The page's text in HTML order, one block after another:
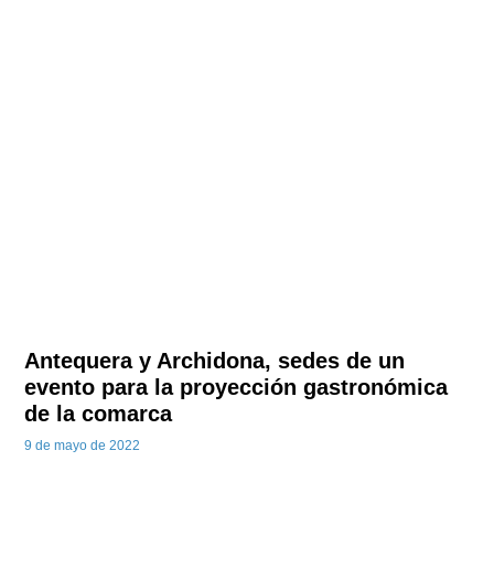
Antequera y Archidona, sedes de un
evento para la proyección gastronómica
de la comarca
9 de mayo de 2022